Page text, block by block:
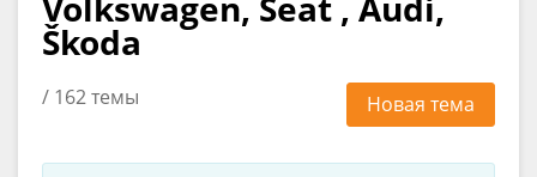
Škoda
/ 162 темы Новая тема